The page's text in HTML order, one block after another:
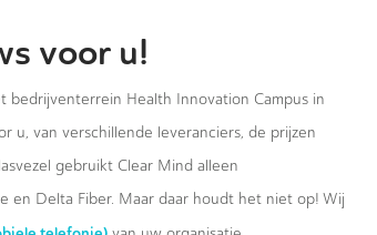
voor u!
bedrijventerrein Health Innovation Campus in
u, van verschillende leveranciers, de prijzen
gebruikt Clear Mind alleen
en Delta Fiber. Maar daar houdt het niet op! Wij